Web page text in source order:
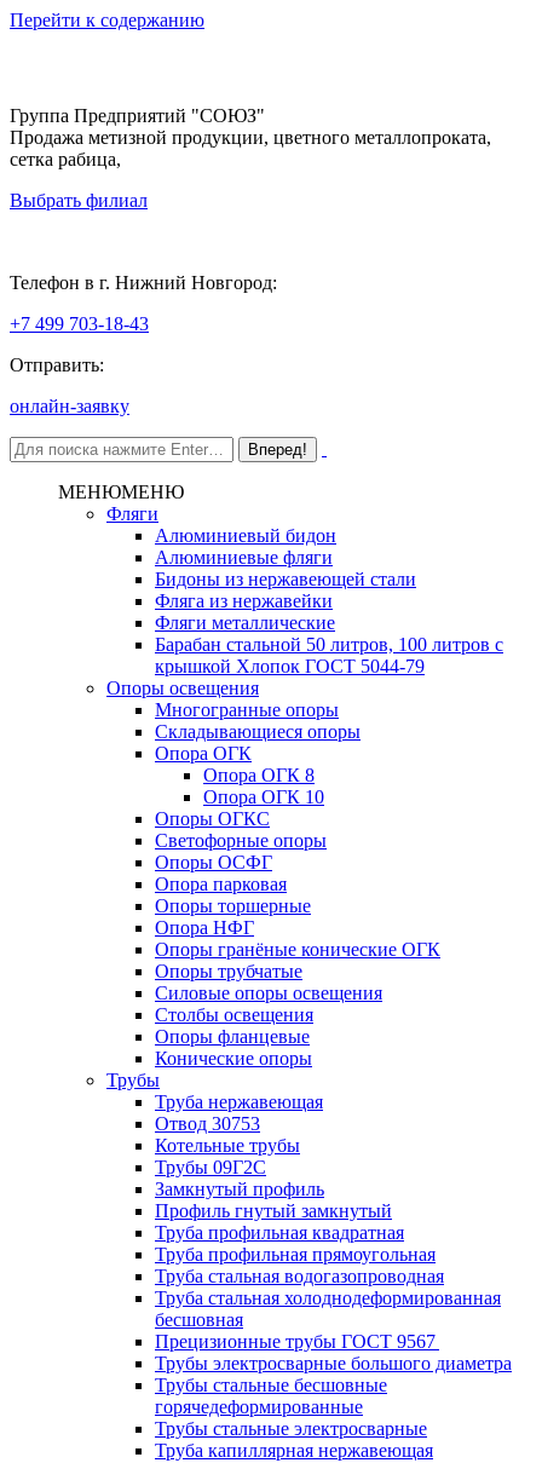
Перейти к содержанию
Группа Предприятий "СОЮЗ"
Продажа метизной продукции, цветного металлопроката,
сетка рабица,
Выбрать филиал
Телефон в г. Нижний Новгород:
+7 499 703-18-43
Отправить:
онлайн-заявку
МЕНЮМЕНЮ
Фляги
Алюминиевый бидон
Алюминиевые фляги
Бидоны из нержавеющей стали
Фляга из нержавейки
Фляги металлические
Барабан стальной 50 литров, 100 литров с
крышкой Хлопок ГОСТ 5044-79
Опоры освещения
Многогранные опоры
Складывающиеся опоры
Опора ОГК
Опора ОГК 8
Опора ОГК 10
Опоры ОГКС
Светофорные опоры
Опоры ОСФГ
Опора парковая
Опоры торшерные
Опора НФГ
Опоры гранёные конические ОГК
Опоры трубчатые
Силовые опоры освещения
Столбы освещения
Опоры фланцевые
Конические опоры
Трубы
Труба нержавеющая
Отвод 30753
Котельные трубы
Трубы 09Г2С
Замкнутый профиль
Профиль гнутый замкнутый
Труба профильная квадратная
Труба профильная прямоугольная
Труба стальная водогазопроводная
Труба стальная холоднодеформированная
бесшовная
Прецизионные трубы ГОСТ 9567
Трубы электросварные большого диаметра
Трубы стальные бесшовные
горячедеформированные
Трубы стальные электросварные
Труба капиллярная нержавеющая